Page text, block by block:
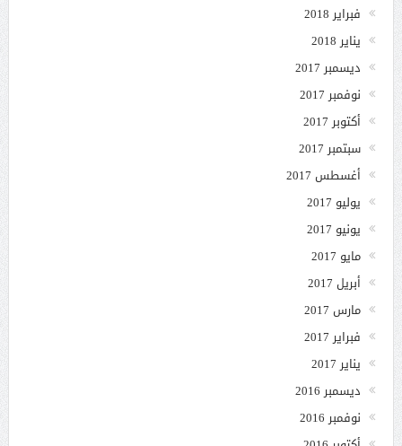
فبراير 2018
يناير 2018
ديسمبر 2017
نوفمبر 2017
أكتوبر 2017
سبتمبر 2017
أغسطس 2017
يوليو 2017
يونيو 2017
مايو 2017
أبريل 2017
مارس 2017
فبراير 2017
يناير 2017
ديسمبر 2016
نوفمبر 2016